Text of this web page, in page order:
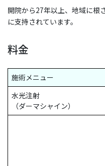
開院から27年以上、地域に根
に支持されています。
料金
施術メニュー
水光注射
（ダーマシャイン）